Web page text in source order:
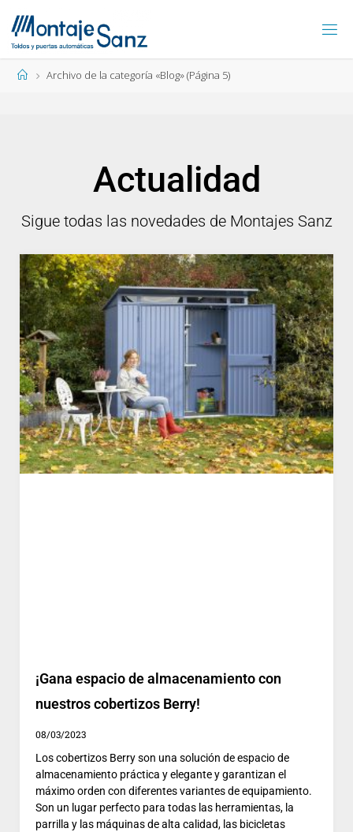
Archivo de la categoría «Blog»(Página 5)
Actualidad
Sigue todas las novedades de Montajes Sanz
¡Gana espacio de almacenamiento con
nuestros cobertizos Berry!
08/03/2023
Los cobertizos Berry son una solución de espacio de
almacenamiento práctica y elegante y garantizan el
máximo orden con diferentes variantes de equipamiento.
Son un lugar perfecto para todas las herramientas, la
parrilla y las máquinas de alta calidad, las bicicletas